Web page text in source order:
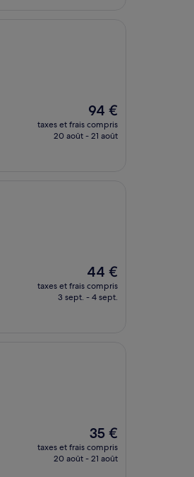
Le
nouveau
prix
94 €
taxes et frais compris
20 août - 21 août
Le
nouveau
prix
44 €
taxes et frais compris
3 sept. - 4 sept.
Le
nouveau
prix
35 €
taxes et frais compris
20 août - 21 août